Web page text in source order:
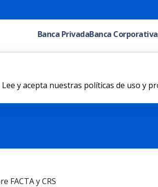
Banca PrivadaBanca Corporativa
y acepta nuestras políticas de uso y
FACTA y CRS